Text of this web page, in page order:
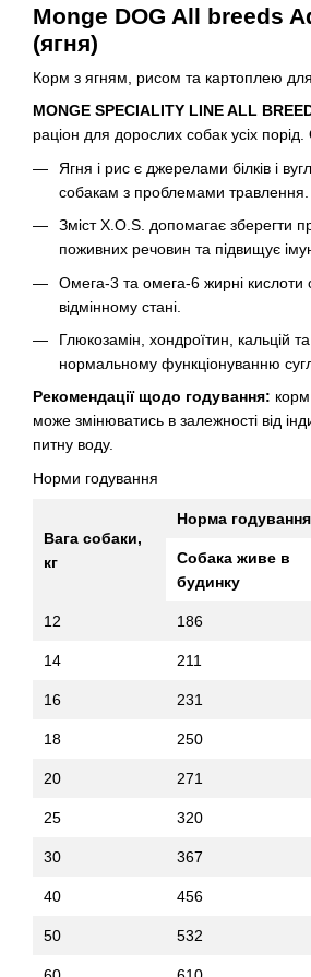
Monge DOG All breeds
(ягня)
Корм з ягням, рисом та картоплею для
MONGE SPECIALITY LINE ALL
раціон для дорослих собак усіх
Ягня і рис є джерелами білків і
собакам з проблемами травлення.
Зміст X.O.S. допомагає зберегти
поживних речовин та підвищує
Омега-3 та омега-6 жирні кислоти
відмінному стані.
Глюкозамін, хондроїтин, кальцій
нормальному функціонуванню
Рекомендації щодо годування:
може змінюватись в залежності від
питну воду.
Норми годування
Вага собаки,
кг
Норма
Собака живе в
будинку
12 186
14 211
16 231
18 250
20 271
25 320
30 367
40 456
50 532